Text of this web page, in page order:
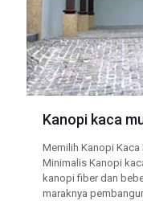
Kanopi kaca
Memilih Kanopi Kaca
Minimalis Kanopi
kanopi fiber dan
maraknya